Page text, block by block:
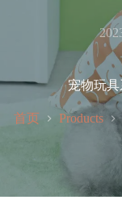
宠物玩具
首页 Products